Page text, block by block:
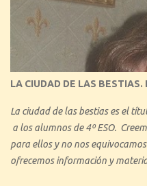
consecuencia, hemos visto el
caballerías y novelas
la atención, ya que en
amor actual. En este blog
LA CIUDAD DE LAS BESTIAS.
La ciudad de las bestias es el
a los alumnos de 4º ESO.
para ellos y no nos
ofrecemos información y